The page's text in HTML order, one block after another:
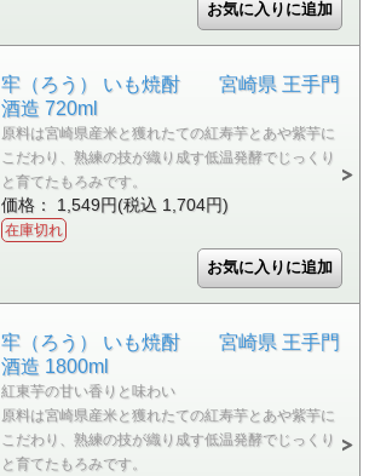
牢（ろう） いも焼酎 宮崎県 王手門
酒造 720ml
原料は宮崎県産米と獲れたての紅寿芋とあや紫芋に
こだわり、熟練の技が織り成す低温発酵でじっくり
と育てたもろみです。
価格： 1,549円(税込 1,704円)
在庫切れ
牢（ろう） いも焼酎 宮崎県 王手門
酒造 1800ml
紅東芋の甘い香りと味わい
原料は宮崎県産米と獲れたての紅寿芋とあや紫芋に
こだわり、熟練の技が織り成す低温発酵でじっくり
と育てたもろみです。